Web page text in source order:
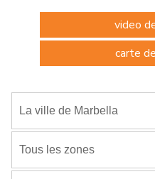
video
carte
La ville de Marbella
Tous les zones